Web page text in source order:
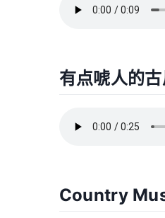
有点唬人的
Country